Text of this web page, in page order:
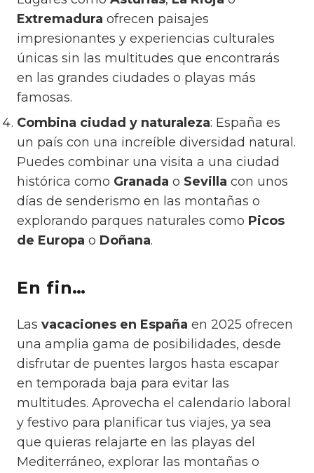
Extremadura ofrecen paisajes
impresionantes y experiencias culturales
únicas sin las multitudes que encontrarás
en las grandes ciudades o playas más
famosas.
Combina ciudad y naturaleza: España es
un país con una increíble diversidad natural.
Puedes combinar una visita a una ciudad
histórica como Granada o Sevilla con unos
días de senderismo en las montañas o
explorando parques naturales como Picos
de Europa o Doñana.
En fin…
Las vacaciones en España en 2025 ofrecen
una amplia gama de posibilidades, desde
disfrutar de puentes largos hasta escapar
en temporada baja para evitar las
multitudes. Aprovecha el calendario laboral
y festivo para planificar tus viajes, ya sea
que quieras relajarte en las playas del
Mediterráneo, explorar las montañas o